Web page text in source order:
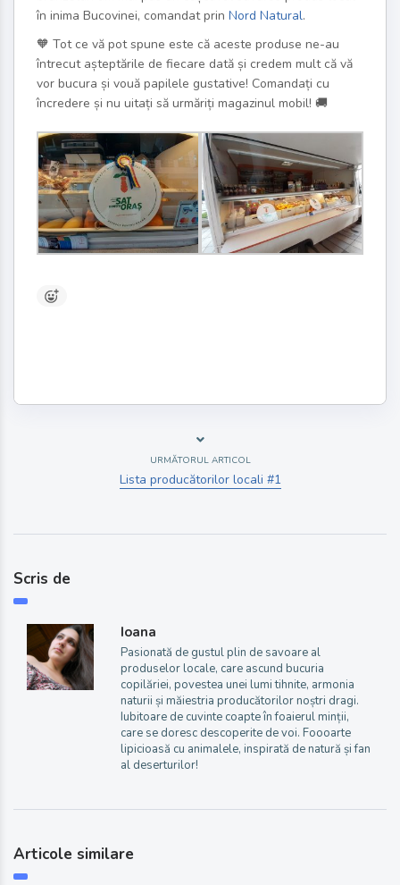
în inima Bucovinei, comandat prin Nord Natural.
🧡 Tot ce vă pot spune este că aceste produse ne-au
întrecut așteptările de fiecare dată și credem mult că vă
vor bucura și vouă papilele gustative! Comandați cu
încredere și nu uitați să urmăriți magazinul mobil! 🚚
URMĂTORUL ARTICOL
Lista producătorilor locali #1
Scris de
Ioana
Pasionată de gustul plin de savoare al
produselor locale, care ascund bucuria
copilăriei, povestea unei lumi tihnite, armonia
naturii și măiestria producătorilor noștri dragi.
Iubitoare de cuvinte coapte în foaierul minții,
care se doresc descoperite de voi. Foooarte
lipicioasă cu animalele, inspirată de natură și fan
al deserturilor!
Articole similare